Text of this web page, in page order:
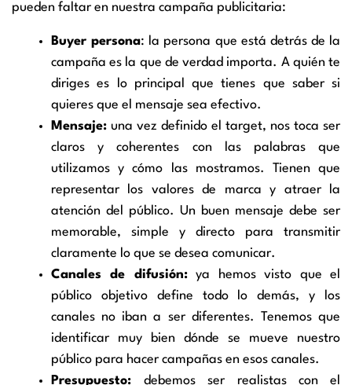
pueden faltar en nuestra campaña publicitaria:
Buyer persona: la persona que está detrás de la
campaña es la que de verdad importa. A quién te
diriges es lo principal que tienes que saber si
quieres que el mensaje sea efectivo.
Mensaje: una vez definido el target, nos toca ser
claros y coherentes con las palabras que
utilizamos y cómo las mostramos. Tienen que
representar los valores de marca y atraer la
atención del público. Un buen mensaje debe ser
memorable, simple y directo para transmitir
claramente lo que se desea comunicar.
Canales de difusión:ya hemos visto que el
público objetivo define todo lo demás, y los
canales no iban a ser diferentes. Tenemos que
identificar muy bien dónde se mueve nuestro
público para hacer campañas en esos canales.
Presupuesto:debemos ser realistas con el